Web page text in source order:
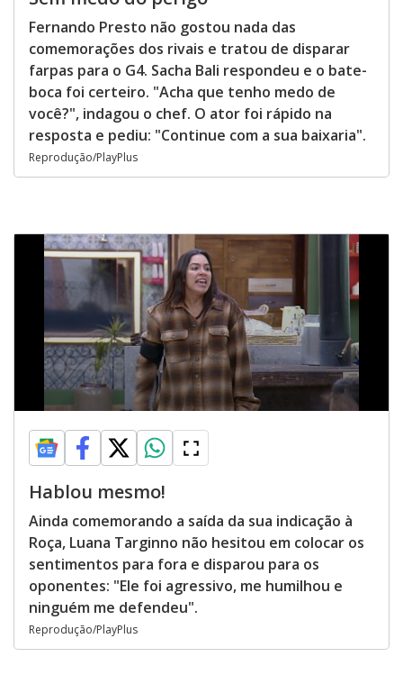
Fernando Presto não gostou nada das
comemorações dos rivais e tratou de disparar
farpas para o G4. Sacha Bali respondeu e o bate-
boca foi certeiro. "Acha que tenho medo de
você?", indagou o chef. O ator foi rápido na
resposta e pediu: "Continue com a sua baixaria".
Reprodução/PlayPlus
Hablou mesmo!
Ainda comemorando a saída da sua indicação à
Roça, Luana Targinno não hesitou em colocar os
sentimentos para fora e disparou para os
oponentes: "Ele foi agressivo, me humilhou e
ninguém me defendeu".
Reprodução/PlayPlus